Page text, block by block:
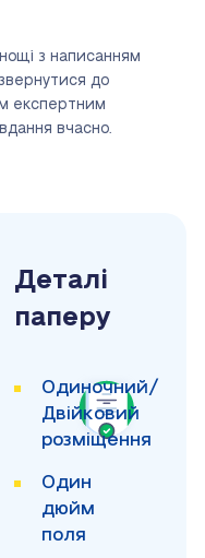
з написанням
до
експертним
вчасно.
Деталі
паперу
Одиночний/
Двійковий
розміщення
Один
дюйм
поля